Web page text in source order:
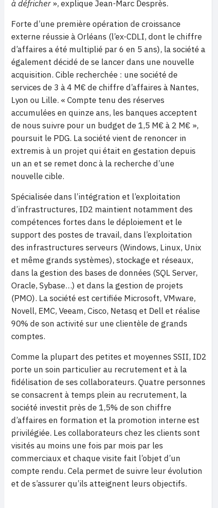
à défricher», explique Jean-Marc Desprès.
Forte d’une première opération de croissance
externe réussie à Orléans (l’ex-CDLI, dont le chiffre
d’affaires a été multiplié par 6 en 5 ans), la société a
également décidé de se lancer dans une nouvelle
acquisition. Cible recherchée : une société de
services de 3 à 4 M€ de chiffre d’affaires à Nantes,
Lyon ou Lille. « Compte tenu des réserves
accumulées en quinze ans, les banques acceptent
de nous suivre pour un budget de 1,5 M€ à 2 M€ »,
poursuit le PDG. La société vient de renoncer in
extremis à un projet qui était en gestation depuis
un an et se remet donc à la recherche d’une
nouvelle cible.
Spécialisée dans l’intégration et l’exploitation
d’infrastructures, ID2 maintient notamment des
compétences fortes dans le déploiement et le
support des postes de travail, dans l’exploitation
des infrastructures serveurs (Windows, Linux, Unix
et même grands systèmes), stockage et réseaux,
dans la gestion des bases de données (SQL Server,
Oracle, Sybase…) et dans la gestion de projets
(PMO). La société est certifiée Microsoft, VMware,
Novell, EMC, Veeam, Cisco, Netasq et Dell et réalise
90% de son activité sur une clientèle de grands
comptes.
Comme la plupart des petites et moyennes SSII, ID2
porte un soin particulier au recrutement et à la
fidélisation de ses collaborateurs. Quatre personnes
se consacrent à temps plein au recrutement, la
société investit près de 1,5% de son chiffre
d’affaires en formation et la promotion interne est
privilégiée. Les collaborateurs chez les clients sont
visités au moins une fois par mois par les
commerciaux et chaque visite fait l’objet d’un
compte rendu. Cela permet de suivre leur évolution
et de s’assurer qu’ils atteignent leurs objectifs.